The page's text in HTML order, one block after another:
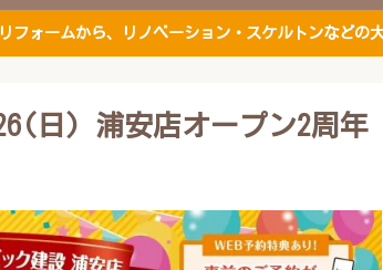
ォームから、リノベーション・スケルトンなどの
日) 浦安店オープン2周年